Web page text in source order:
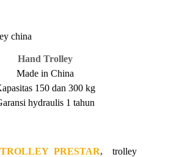
Hand Trolley
Made in China
150 dan 300 kg
hydraulis 1 tahun
PRESTAR,
trolley